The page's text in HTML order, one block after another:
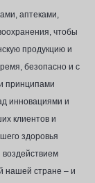
аптеками,
чтобы
продукцию и
безопасно и с
принципами
инновациями и
клиентов и
здоровья
нашей стране – и